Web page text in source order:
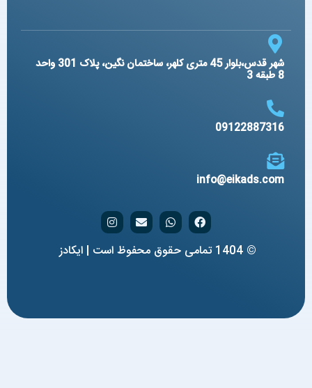
شهر قدس،بلوار 45 متری کلهر، ساختمان نگین، پلاک 301 واحد
09122887316
info@eikads.com
© 1404 تمامی حقوق محفوظ است | ایکادز